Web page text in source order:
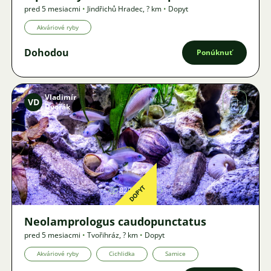
pred 5 mesiacmi • Jindřichů Hradec,? km • Dopyt
Akváriové ryby
Dohodou Ponúknuť
Obrázok
VD Vladimír
Dvořák
820DOPYT
Neolamprologus caudopunctatus
pred 5 mesiacmi • Tvořihráz,? km • Dopyt
Akváriové ryby Cichlidka Samice